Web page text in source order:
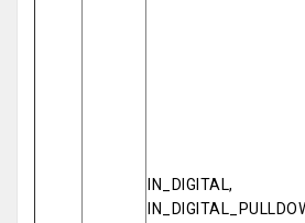
IN_DIGITAL,